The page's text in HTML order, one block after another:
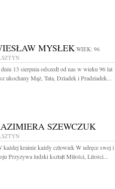
MYSŁEKWIEK: 96
13 sierpnia odszedł od nas w wieku 96 lat
ukochany Mąż, Tata, Dziadek i Pradziadek...
SZEWCZUK
każdej krainie każdy człowiek W udręce swej i
Przyzywa ludzki kształt Miłości, Litości...